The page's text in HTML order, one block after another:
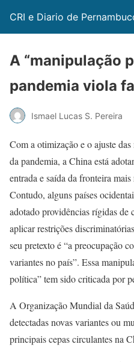
CRI e Diario de
A “manipulação
pandemia viola
Ismael Lucas S. Pereira
Com a otimização e o ajuste
da pandemia, a China está
entrada e saída da fronteira
Contudo, alguns países
adotado providências rígidas de
aplicar restrições
seu pretexto é “a preocupação
variantes no país”. Essa
política” tem sido criticada por
A Organização Mundial da
detectadas novas variantes ou
principais cepas circulantes na